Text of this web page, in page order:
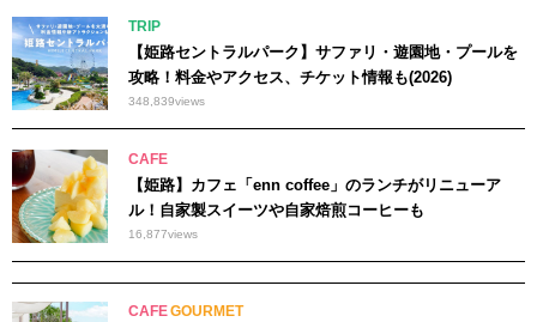
TRIP
【姫路セントラルパーク】サファリ・遊園地・プールを
攻略！料金やアクセス、チケット情報も(2026)
348,839views
CAFE
【姫路】カフェ「enn coffee」のランチがリニューア
ル！自家製スイーツや自家焙煎コーヒーも
16,877views
CAFEGOURMET